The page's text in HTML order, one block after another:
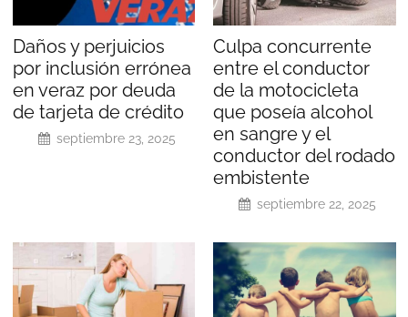
Daños y perjuicios
por inclusión errónea
en veraz por deuda
de tarjeta de crédito
septiembre 23, 2025
Culpa concurrente
entre el conductor
de la motocicleta
que poseía alcohol
en sangre y el
conductor del rodado
embistente
septiembre 22, 2025